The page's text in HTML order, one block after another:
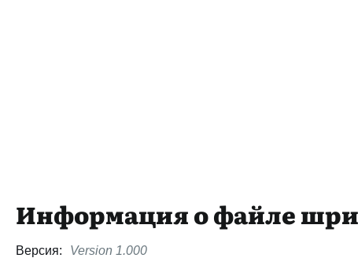
Информация о файле
Версия: Version 1.000